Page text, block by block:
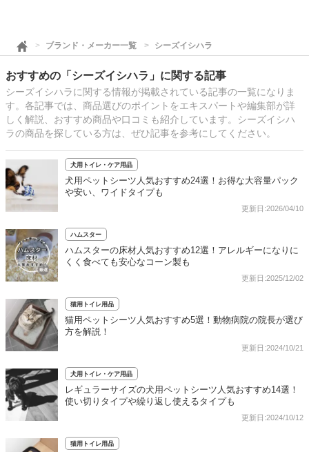
ブランド・メーカー一覧 シーズイシハラ
おすすめの「シーズイシハラ」に関する記事
シーズイシハラに関する情報が掲載されている記事の一覧になりま
す。各記事では、商品選びのポイントをエキスパートや編集部が詳
しく解説、おすすめ商品や口コミも紹介しています。シーズイシハ
ラの商品を探している方は、ぜひ記事を参考にしてください。
犬用トイレ・ケア用品
犬用ペットシーツ人気おすすめ24選！お得な大容量パック
や安い、ワイドタイプも
更新日:2026/04/10
ハムスター
ハムスターの床材人気おすすめ12選！アレルギーになりに
くく食べても安心なコーン製も
更新日:2025/12/02
猫用トイレ用品
猫用ペットシーツ人気おすすめ5選！動物病院の院長が選び
方を解説！
更新日:2024/10/21
犬用トイレ・ケア用品
レギュラーサイズの犬用ペットシーツ人気おすすめ14選！
使い切りタイプや繰り返し使えるタイプも
更新日:2024/10/12
猫用トイレ用品